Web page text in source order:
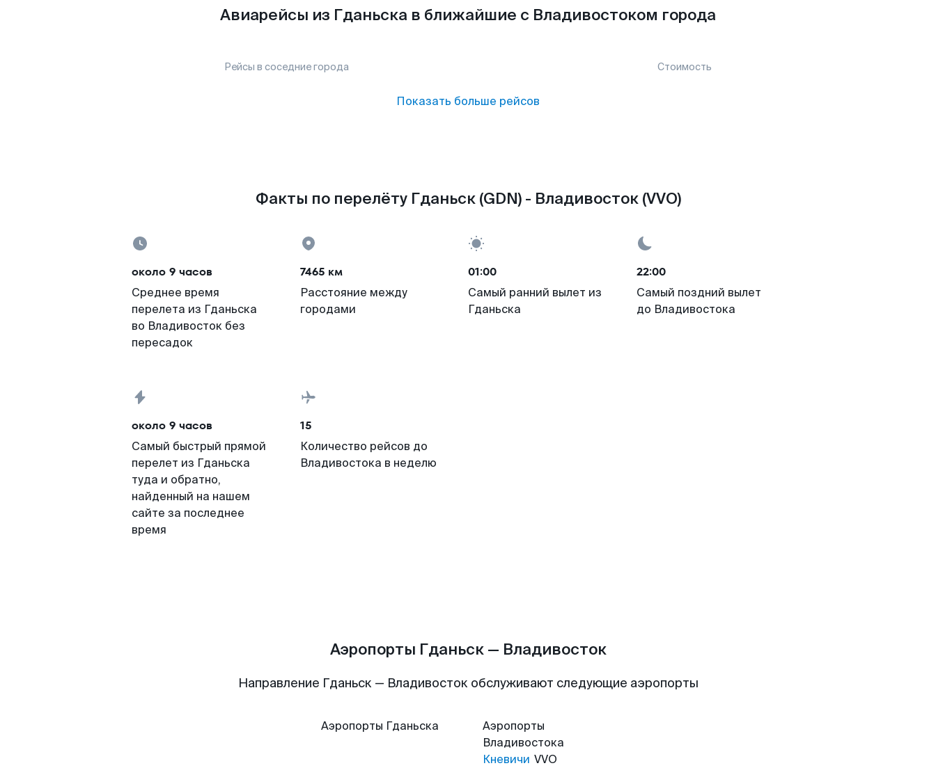
Авиарейсы из Гданьска в ближайшие с Владивостоком города
Рейсы в соседние города Стоимость
Показать больше рейсов
Факты по перелёту Гданьск (GDN) - Владивосток (VVO)
около 9 часов
Среднее время
перелета из Гданьска
во Владивосток без
пересадок
7465 км
Расстояние между
городами
01:00
Самый ранний вылет из
Гданьска
22:00
Самый поздний вылет
до Владивостока
около 9 часов
Самый быстрый прямой
перелет из Гданьска
туда и обратно,
найденный на нашем
сайте за последнее
время
15
Количество рейсов до
Владивостока в неделю
Аэропорты Гданьск — Владивосток
Направление Гданьск — Владивосток обслуживают следующие аэропорты
Аэропорты Гданьска
Аэропорты
Владивостока
Кневичи VVO